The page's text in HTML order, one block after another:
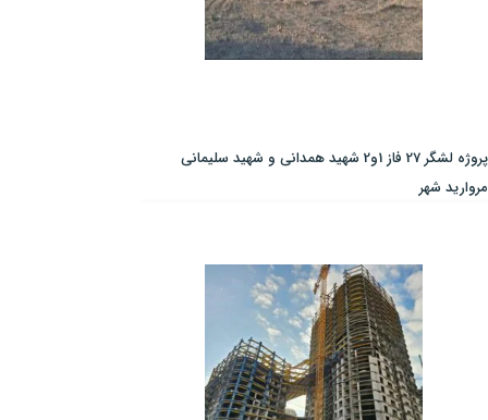
پروژه لشگر 27 فاز 1و2 شهید همدانی و شهید سلیمانی
مروارید شهر